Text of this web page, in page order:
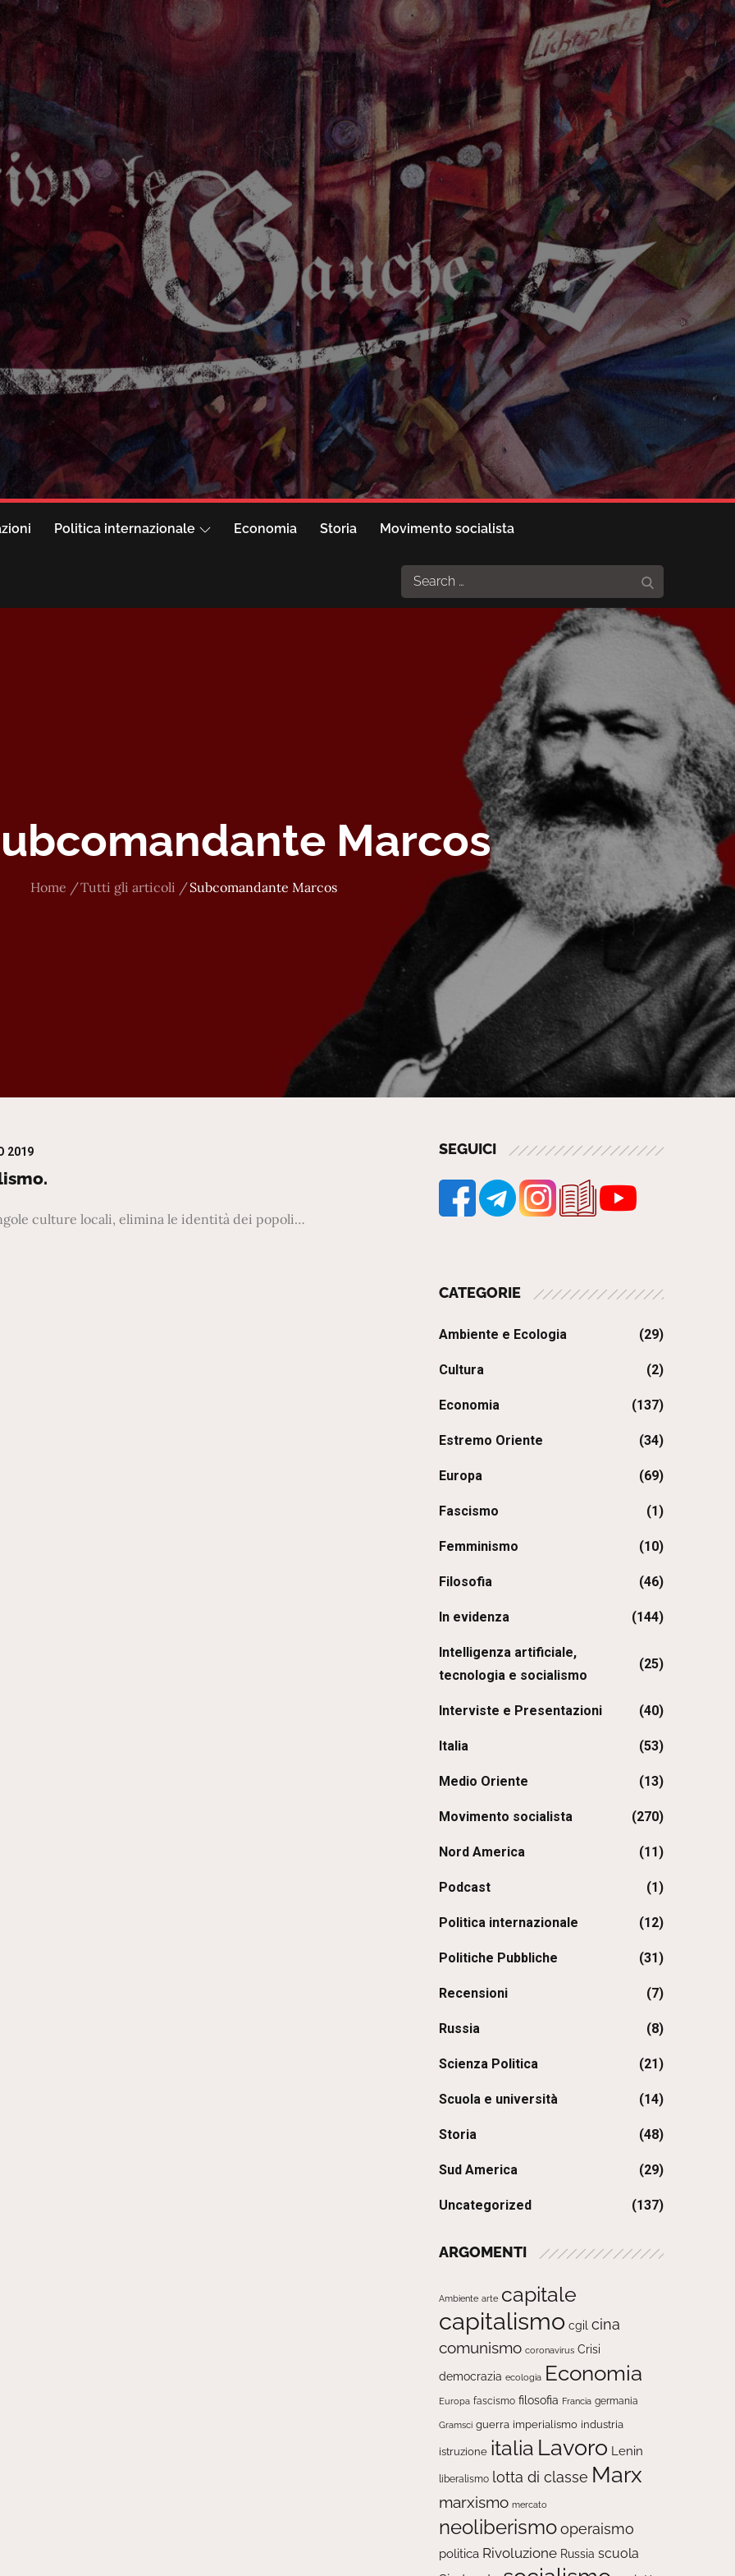
Politica internazionale Economia Storia Movimento socialista
Search
for:
Marcos
Home Tutti gli articoli Subcomandante Marcos
2019
culture locali, elimina le identità dei popoli…
SEGUICI
CATEGORIE
Ambiente e Ecologia (29)
Cultura (2)
Economia (137)
Estremo Oriente (34)
Europa (69)
Fascismo (1)
Femminismo (10)
Filosofia (46)
In evidenza (144)
Intelligenza artificiale,
tecnologia e socialismo
(25)
Interviste e Presentazioni (40)
Italia (53)
Medio Oriente (13)
Movimento socialista (270)
Nord America (11)
Podcast (1)
Politica internazionale (12)
Politiche Pubbliche (31)
Recensioni (7)
Russia (8)
Scienza Politica (21)
Scuola e università (14)
Storia (48)
Sud America (29)
Uncategorized (137)
ARGOMENTI
Ambiente arte capitale
capitalismo cgil cina
comunismo coronavirus Crisi
democrazia ecologia Economia
Europa fascismo filosofia Francia germania
Gramsci guerra imperialismo industria
istruzione italia Lavoro Lenin
liberalismo lotta di classe Marx
marxismo mercato
neoliberismooperaismo
politica Rivoluzione Russia scuola